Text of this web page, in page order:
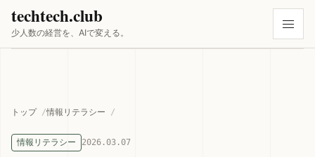
techtech.club
少人数の経営を、AIで変える。
トップ 情報リテラシー
情報リテラシー 2026.03.07